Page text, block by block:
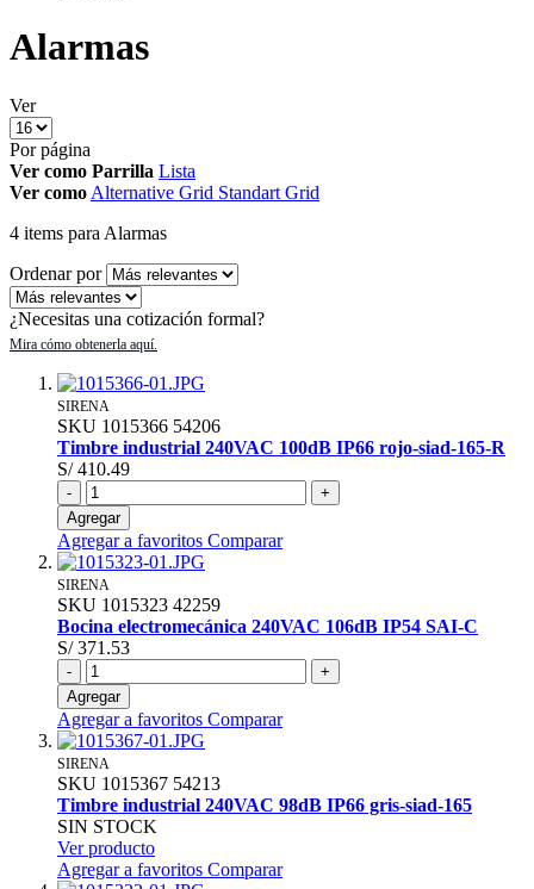
Alarmas
Ver
Por página
Ver como Parrilla Lista
Ver como Alternative Grid Standart Grid
4 items para Alarmas
Ordenar por
¿Necesitas una cotización formal?
SIRENA
SKU 1015366 54206
Timbre industrial 240VAC 100dB IP66 rojo-siad-165-R
S/ 410.49
-
+
Agregar
Agregar a favoritos Comparar
SIRENA
SKU 1015323 42259
Bocina electromecánica 240VAC 106dB IP54 SAI-C
S/ 371.53
-
+
Agregar
Agregar a favoritos Comparar
SIRENA
SKU 1015367 54213
Timbre industrial 240VAC 98dB IP66 gris-siad-165
SIN STOCK
Ver producto
Agregar a favoritos Comparar